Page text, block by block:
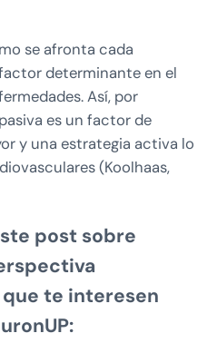
se afronta cada
determinante en el
Así, por
es un factor de
y una estrategia activa lo
(Koolhaas,
post sobre
te interesen